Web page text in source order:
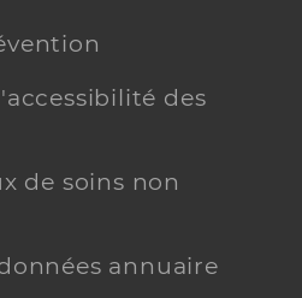
des
de soins non
annuaire